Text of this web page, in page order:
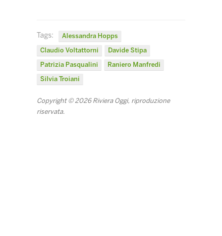
Tags:
Alessandra Hopps
Claudio Voltattorni
Davide Stipa
Patrizia Pasqualini
Raniero Manfredi
Silvia Troiani
Copyright © 2026 Riviera Oggi, riproduzione
riservata.